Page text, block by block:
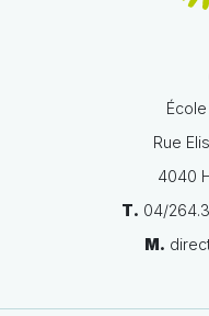
Rue
4040
T. 04/
M.